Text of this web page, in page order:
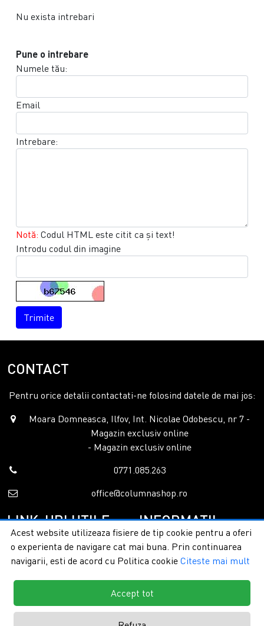
Nu exista intrebari
Pune o intrebare
Numele tău:
Email
Intrebare:
Notă: Codul HTML este citit ca şi text!
Introdu codul din imagine
Trimite
CONTACT
Pentru orice detalii contactati-ne folosind datele de mai jos:
Moara Domneasca, Ilfov, Int. Nicolae Odobescu, nr 7 -
Magazin exclusiv online
- Magazin exclusiv online
0771.085.263
office@columnashop.ro
LINK-URI UTILE
Acasa
Despre noi
Formular retur
INFORMATII
Garantie si service
Detalii livrare
Termeni si conditii
Acest website utilizeaza fisiere de tip cookie pentru a oferi
o experienta de navigare cat mai buna. Prin continuarea
navigarii, esti de acord cu Politica cookie Citeste mai mult
Accept tot